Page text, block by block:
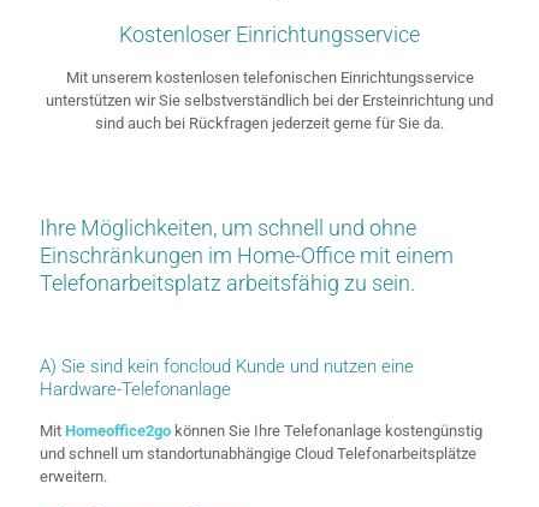
Kostenloser Einrichtungsservice
Mit unserem kostenlosen telefonischen Einrichtungsservice
unterstützen wir Sie selbstverständlich bei der Ersteinrichtung und
sind auch bei Rückfragen jederzeit gerne für Sie da.
Ihre Möglichkeiten, um schnell und ohne
Einschränkungen im Home-Office mit einem
Telefonarbeitsplatz arbeitsfähig zu sein.
A) Sie sind kein foncloud Kunde und nutzen eine
Hardware-Telefonanlage
Mit Homeoffice2go können Sie Ihre Telefonanlage kostengünstig
und schnell um standortunabhängige Cloud Telefonarbeitsplätze
erweitern.